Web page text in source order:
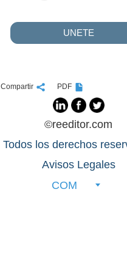
UNETE
Compartir PDF
©reeditor.com
Todos los derechos
Avisos Legales